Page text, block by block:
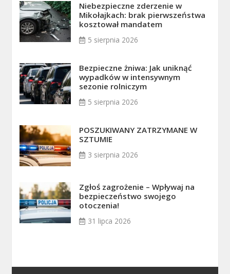
Niebezpieczne zderzenie w
Mikołajkach: brak pierwszeństwa
kosztował mandatem
5 sierpnia 2026
Bezpieczne żniwa: Jak uniknąć
wypadków w intensywnym
sezonie rolniczym
5 sierpnia 2026
POSZUKIWANY ZATRZYMANE W
SZTUMIE
3 sierpnia 2026
Zgłoś zagrożenie – Wpływaj na
bezpieczeństwo swojego
otoczenia!
31 lipca 2026